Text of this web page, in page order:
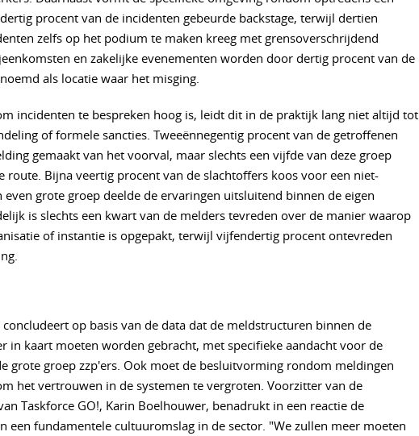
procent van de incidenten gebeurde backstage, terwijl dertien
zelfs op het podium te maken kreeg met grensoverschrijdend
en zakelijke evenementen worden door dertig procent van de
als locatie waar het misging.
incidenten te bespreken hoog is, leidt dit in de praktijk lang niet altijd tot
of formele sancties. Tweeënnegentig procent van de getroffenen
gemaakt van het voorval, maar slechts een vijfde van deze groep
route. Bijna veertig procent van de slachtoffers koos voor een niet-
grote groep deelde de ervaringen uitsluitend binnen de eigen
is slechts een kwart van de melders tevreden over de manier waarop
of instantie is opgepakt, terwijl vijfendertig procent ontevreden
op basis van de data dat de meldstructuren binnen de
in kaart moeten worden gebracht, met specifieke aandacht voor de
grote groep zzp'ers. Ook moet de besluitvorming rondom meldingen
het vertrouwen in de systemen te vergroten. Voorzitter van de
Taskforce GO!, Karin Boelhouwer, benadrukt in een reactie de
een fundamentele cultuuromslag in de sector. "We zullen meer moeten